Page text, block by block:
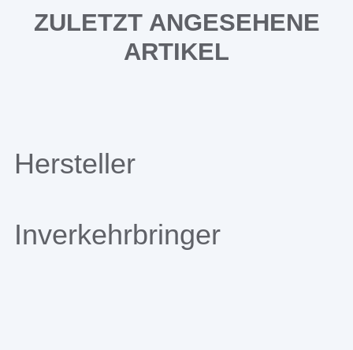
ZULETZT ANGESEHENE
ARTIKEL
Hersteller
Inverkehrbringer